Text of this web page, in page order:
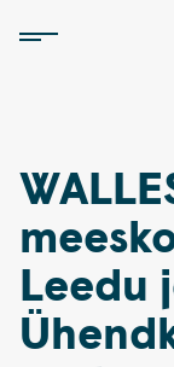
Leedu